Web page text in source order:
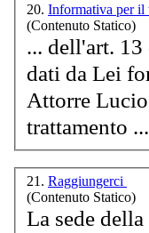
20. Informativa per il
(Contenuto Statico)
... dell'art.
dati da Lei
Attorre
trattamento ...
21. Raggiungerci
(Contenuto Statico)
La sede